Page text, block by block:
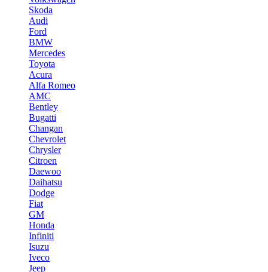
Skoda
Audi
Ford
BMW
Mercedes
Toyota
Acura
Alfa Romeo
AMC
Bentley
Bugatti
Changan
Chevrolet
Chrysler
Citroen
Daewoo
Daihatsu
Dodge
Fiat
GM
Honda
Infiniti
Isuzu
Iveco
Jeep